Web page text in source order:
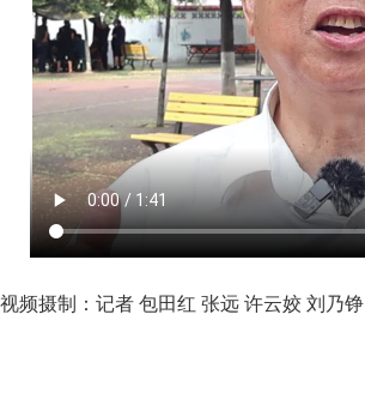
视频摄制：记者 包田红 张远 许云姣 刘乃铮